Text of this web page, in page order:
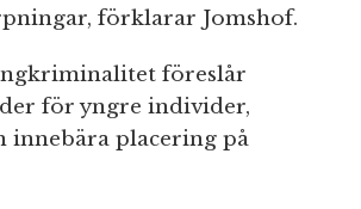
förklarar Jomshof.
föreslår
för yngre individer,
innebära placering på